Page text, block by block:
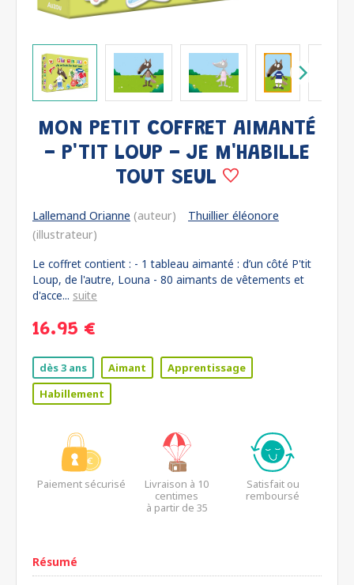
MON PETIT COFFRET AIMANTÉ
- P'TIT LOUP - JE M'HABILLE
TOUT SEUL
Lallemand Orianne (auteur)
Thuillier éléonore
(illustrateur)
Le coffret contient : - 1 tableau aimanté : d’un côté P'tit
Loup, de l'autre, Louna - 80 aimants de vêtements et
d'acce... suite
16.95 €
dès 3 ans Aimant
Apprentissage
Habillement
Paiement sécurisé
Livraison à 10
centimes
à partir de 35
Satisfait ou
remboursé
Résumé